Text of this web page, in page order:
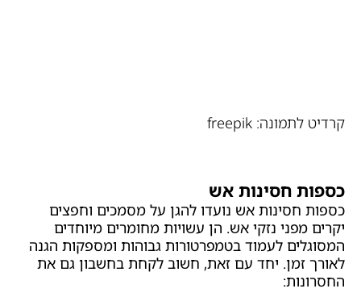
קרדיט לתמונה: freepik
כספות חסינות אש
כספות חסינות אש נועדו להגן על מסמכים וחפצים
יקרים מפני נזקי אש. הן עשויות מחומרים מיוחדים
המסוגלים לעמוד בטמפרטורות גבוהות ומספקות הגנה
לאורך זמן. יחד עם זאת, חשוב לקחת בחשבון גם את
החסרונות: